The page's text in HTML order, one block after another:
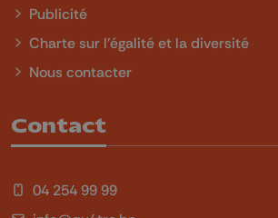
Publicité
Charte sur l'égalité et la diversité
Nous contacter
Contact
04 254 99 99